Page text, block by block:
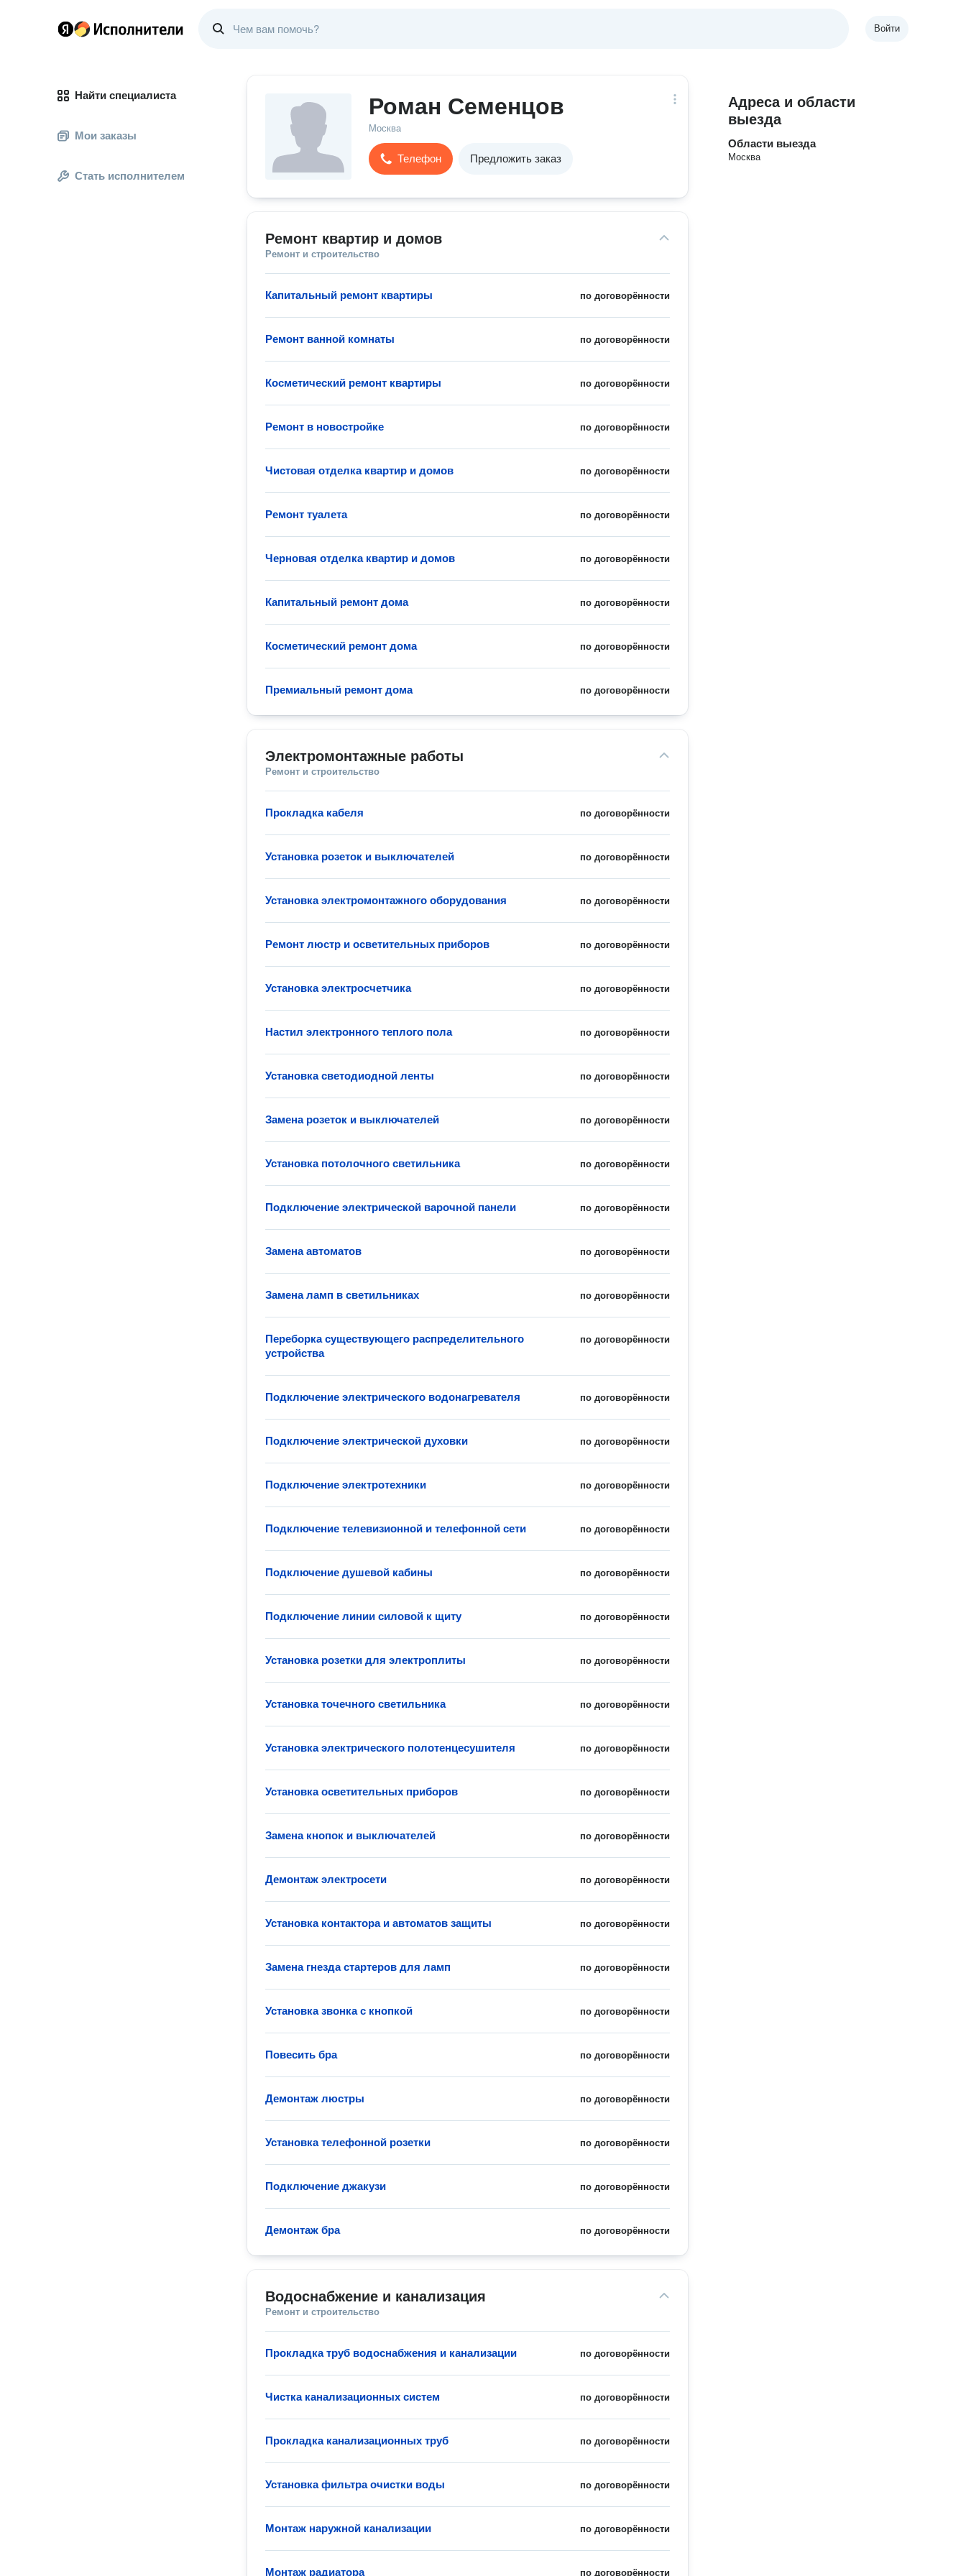
Войти
Найти специалиста
Мои заказы
Стать исполнителем
Роман Семенцов
Москва
Телефон Предложить заказ
Ремонт квартир и домов
Ремонт и строительство
по договорённости
Капитальный ремонт квартиры
по договорённости
Ремонт ванной комнаты
по договорённости
Косметический ремонт квартиры
по договорённости
Ремонт в новостройке
по договорённости
Чистовая отделка квартир и домов
по договорённости
Ремонт туалета
по договорённости
Черновая отделка квартир и домов
по договорённости
Капитальный ремонт дома
по договорённости
Косметический ремонт дома
по договорённости
Премиальный ремонт дома
Электромонтажные работы
Ремонт и строительство
по договорённости
Прокладка кабеля
по договорённости
Установка розеток и выключателей
по договорённости
Установка электромонтажного оборудования
по договорённости
Ремонт люстр и осветительных приборов
по договорённости
Установка электросчетчика
по договорённости
Настил электронного теплого пола
по договорённости
Установка светодиодной ленты
по договорённости
Замена розеток и выключателей
по договорённости
Установка потолочного светильника
по договорённости
Подключение электрической варочной панели
по договорённости
Замена автоматов
по договорённости
Замена ламп в светильниках
по договорённости
Переборка существующего распределительного
устройства
по договорённости
Подключение электрического водонагревателя
по договорённости
Подключение электрической духовки
по договорённости
Подключение электротехники
по договорённости
Подключение телевизионной и телефонной сети
по договорённости
Подключение душевой кабины
по договорённости
Подключение линии силовой к щиту
по договорённости
Установка розетки для электроплиты
по договорённости
Установка точечного светильника
по договорённости
Установка электрического полотенцесушителя
по договорённости
Установка осветительных приборов
по договорённости
Замена кнопок и выключателей
по договорённости
Демонтаж электросети
по договорённости
Установка контактора и автоматов защиты
по договорённости
Замена гнезда стартеров для ламп
по договорённости
Установка звонка с кнопкой
по договорённости
Повесить бра
по договорённости
Демонтаж люстры
по договорённости
Установка телефонной розетки
по договорённости
Подключение джакузи
по договорённости
Демонтаж бра
Водоснабжение и канализация
Ремонт и строительство
по договорённости
Прокладка труб водоснабжения и канализации
по договорённости
Чистка канализационных систем
по договорённости
Прокладка канализационных труб
по договорённости
Установка фильтра очистки воды
по договорённости
Монтаж наружной канализации
по договорённости
Монтаж радиатора
Адреса и области
выезда
Области выезда
Москва